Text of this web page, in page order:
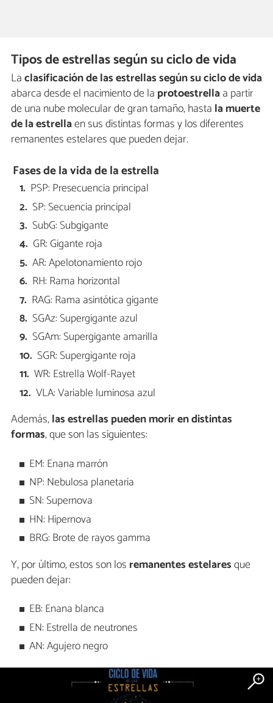
Tipos de estrellas según su ciclo de vida
Laclasificación de las estrellas según su ciclo de vida
abarca desde el nacimiento de la protoestrellaa partir
de una nube molecular de gran tamaño, hasta la muerte
de la estrellaen sus distintas formas y los diferentes
remanentes estelares que pueden dejar.
Fases de la vida de la estrella
PSP: Presecuencia principal
SP: Secuencia principal
SubG: Subgigante
GR: Gigante roja
AR: Apelotonamiento rojo
RH: Rama horizontal
RAG: Rama asintótica gigante
SGAz: Supergigante azul
SGAm: Supergigante amarilla
SGR: Supergigante roja
WR: Estrella Wolf-Rayet
VLA: Variable luminosa azul
Además,las estrellas pueden morir en distintas
formas, que son las siguientes:
EM: Enana marrón
NP: Nebulosa planetaria
SN: Supernova
HN: Hipernova
BRG: Brote de rayos gamma
Y, por último, estos son los remanentes estelaresque
pueden dejar:
EB: Enana blanca
EN: Estrella de neutrones
AN: Agujero negro